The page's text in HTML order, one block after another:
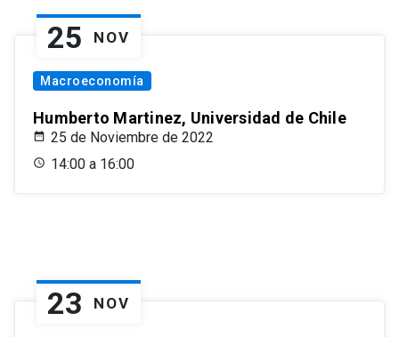
25 NOV
Macroeconomía
Humberto Martinez, Universidad de Chile
25 de Noviembre de 2022
14:00 a 16:00
23 NOV